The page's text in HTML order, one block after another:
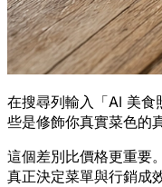
在搜尋列輸入「AI 美食
些是修飾你真實菜色的
這個差別比價格更重要
真正決定菜單與行銷成